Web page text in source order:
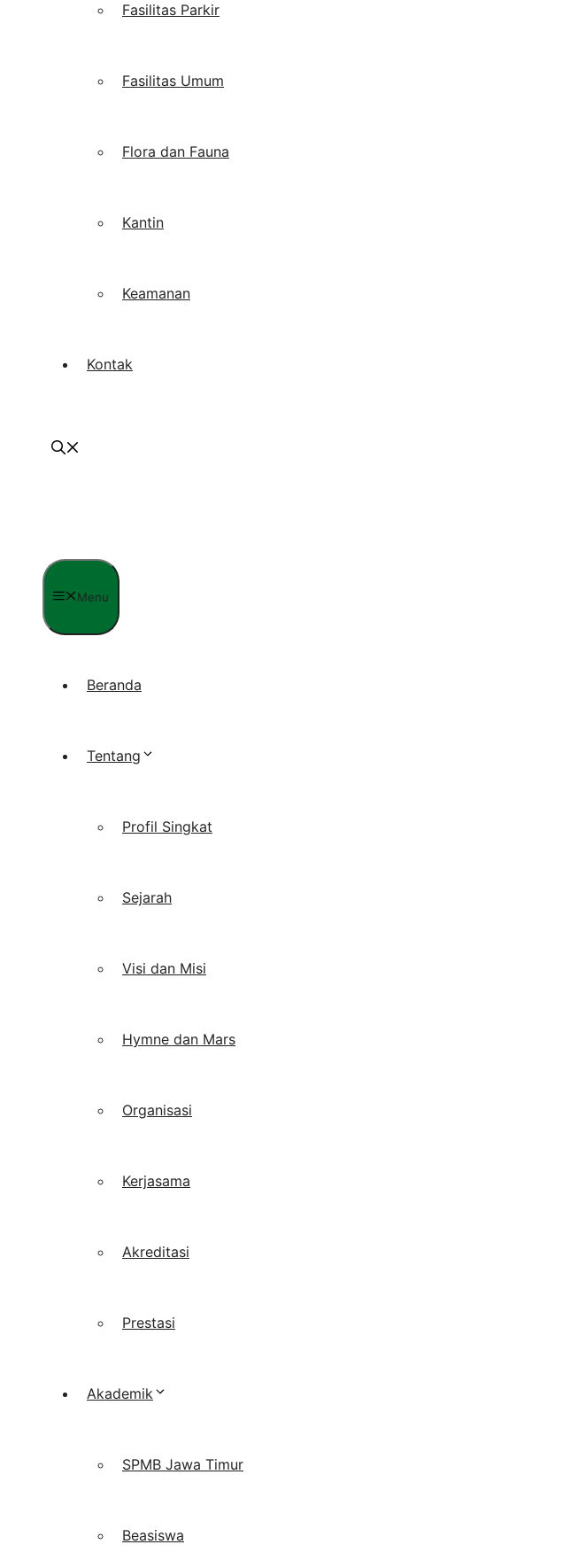
Fasilitas Parkir
Fasilitas Umum
Flora dan Fauna
Kantin
Keamanan
Kontak
Menu
Beranda
Tentang
Profil Singkat
Sejarah
Visi dan Misi
Hymne dan Mars
Organisasi
Kerjasama
Akreditasi
Prestasi
Akademik
SPMB Jawa Timur
Beasiswa